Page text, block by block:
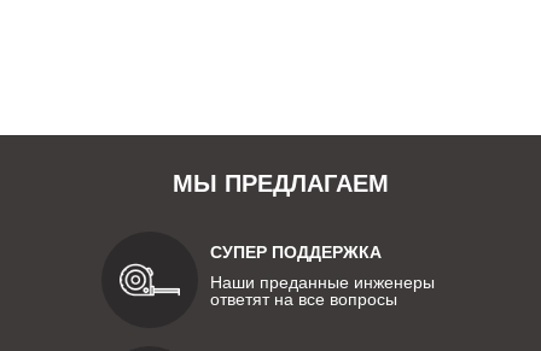
МЫ ПРЕДЛАГАЕМ
СУПЕР ПОДДЕРЖКА
Наши преданные инженеры
ответят на все вопросы